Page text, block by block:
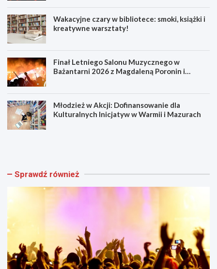
Wakacyjne czary w bibliotece: smoki, książki i
kreatywne warsztaty!
Finał Letniego Salonu Muzycznego w
Bażantarni 2026 z Magdaleną Poronin i
Młodzież w Akcji: Dofinansowanie dla
Kulturalnych Inicjatyw w Warmii i Mazurach
K
o
w
i
a
z
m
i
W
y
e
c
z
a
w
b
Sprawdź również